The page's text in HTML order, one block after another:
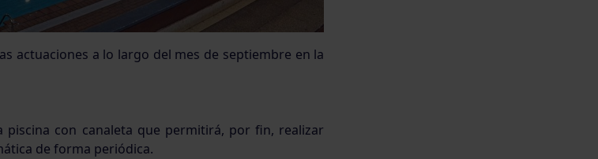
actuaciones a lo largo del mes de septiembre en la
piscina con canaleta que permitirá, por fin, realizar
de forma periódica.